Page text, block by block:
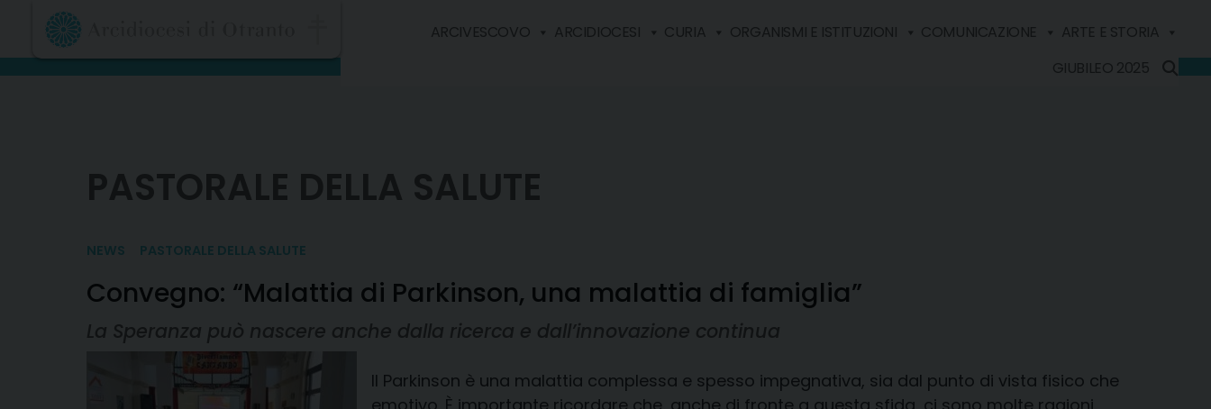
content
ARCIVESCOVO ARCIDIOCESI CURIA ORGANISMI E ISTITUZIONI COMUNICAZIONE
ARTE E STORIA
GIUBILEO 2025
PASTORALE DELLA SALUTE
NEWS PASTORALE DELLA SALUTE
Convegno: “Malattia di Parkinson, una malattia di famiglia”
La Speranza può nascere anche dalla ricerca e dall’innovazione continua
Il Parkinson è una malattia complessa e spesso impegnativa, sia dal punto di vista fisico che